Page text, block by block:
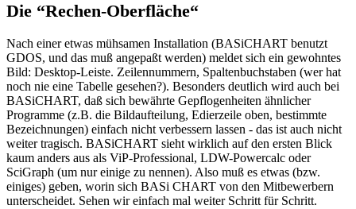
Die “Rechen-Oberfläche“
Nach einer etwas mühsamen Installation (BASiCHART benutzt
GDOS, und das muß angepaßt werden) meldet sich ein gewohntes
Bild: Desktop-Leiste. Zeilennummern, Spaltenbuchstaben (wer hat
noch nie eine Tabelle gesehen?). Besonders deutlich wird auch bei
BASiCHART, daß sich bewährte Gepflogenheiten ähnlicher
Programme (z.B. die Bildaufteilung, Edierzeile oben, bestimmte
Bezeichnungen) einfach nicht verbessern lassen - das ist auch nicht
weiter tragisch. BASiCHART sieht wirklich auf den ersten Blick
kaum anders aus als ViP-Professional, LDW-Powercalc oder
SciGraph (um nur einige zu nennen). Also muß es etwas (bzw.
einiges) geben, worin sich BASi CHART von den Mitbewerbern
unterscheidet. Sehen wir einfach mal weiter Schritt für Schritt.